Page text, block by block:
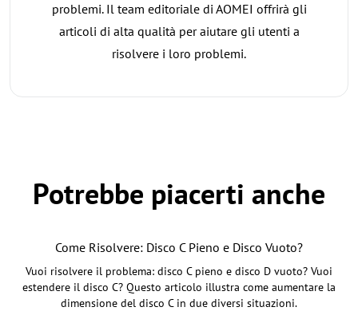
problemi. Il team editoriale di AOMEI offrirà gli
articoli di alta qualità per aiutare gli utenti a
risolvere i loro problemi.
Potrebbe piacerti anche
Come Risolvere: Disco C Pieno e Disco Vuoto?
Vuoi risolvere il problema: disco C pieno e disco D vuoto? Vuoi
estendere il disco C? Questo articolo illustra come aumentare la
dimensione del disco C in due diversi situazioni.